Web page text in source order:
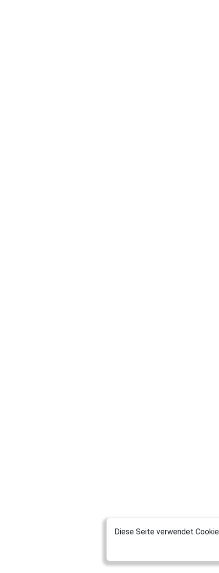
Diese Seite verwendet